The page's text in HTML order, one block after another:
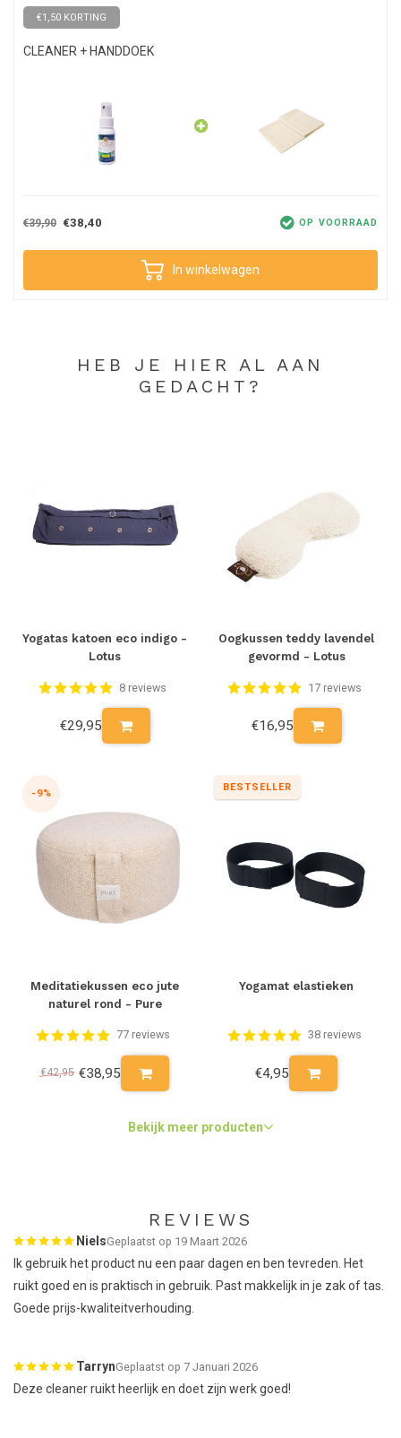
€1,50 KORTING
CLEANER + HANDDOEK
€39,90 €38,40 OP VOORRAAD
In winkelwagen
HEB JE HIER AL AAN
GEDACHT?
Yogatas katoen eco indigo -
Lotus
8 reviews
€29,95
Oogkussen teddy lavendel
gevormd - Lotus
17 reviews
€16,95
-9%
Meditatiekussen eco jute
naturel rond - Pure
77 reviews
€42,95 €38,95
BESTSELLER
Yogamat elastieken
38 reviews
€4,95
Bekijk meer producten
REVIEWS
NielsGeplaatst op 19 Maart 2026
Ik gebruik het product nu een paar dagen en ben tevreden. Het
ruikt goed en is praktisch in gebruik. Past makkelijk in je zak of tas.
Goede prijs-kwaliteitverhouding.
TarrynGeplaatst op 7 Januari 2026
Deze cleaner ruikt heerlijk en doet zijn werk goed!